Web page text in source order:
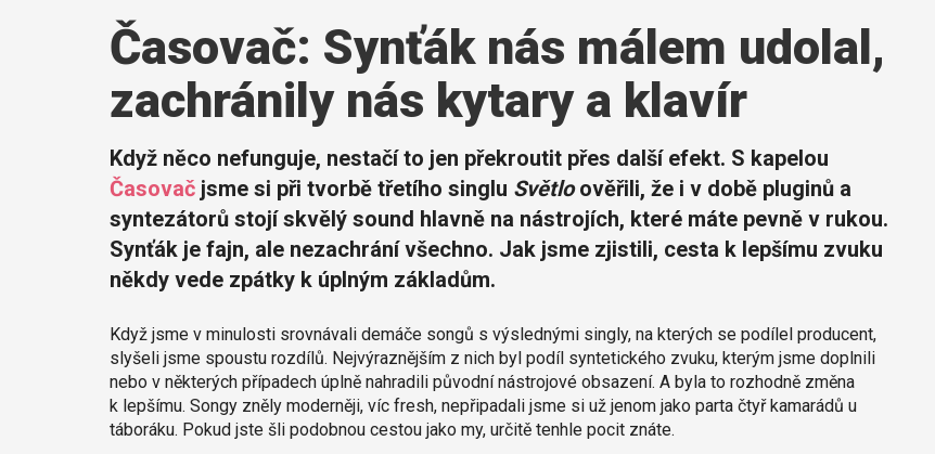
Časovač: Synťák nás málem udolal,
zachránily nás kytary a klavír
Když něco nefunguje, nestačí to jen překroutit přes další efekt. S kapelou
Časovačjsme si při tvorbě třetího singlu Světloověřili, že i v době pluginů a
syntezátorů stojí skvělý sound hlavně na nástrojích, které máte pevně v rukou.
Synťák je fajn, ale nezachrání všechno. Jak jsme zjistili, cesta k lepšímu zvuku
někdy vede zpátky k úplným základům.
Když jsme v minulosti srovnávali demáče songů s výslednými singly, na kterých se podílel producent,
slyšeli jsme spoustu rozdílů. Nejvýraznějším z nich byl podíl syntetického zvuku, kterým jsme doplnili
nebo v některých případech úplně nahradili původní nástrojové obsazení. A byla to rozhodně změna
k lepšímu. Songy zněly moderněji, víc fresh, nepřipadali jsme si už jenom jako parta čtyř kamarádů u
táboráku. Pokud jste šli podobnou cestou jako my, určitě tenhle pocit znáte.